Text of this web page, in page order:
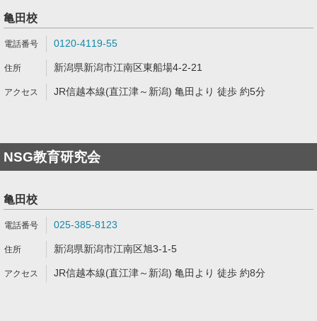
亀田校
0120-4119-55
新潟県新潟市江南区東船場4-2-21
JR信越本線(直江津～新潟) 亀田より 徒歩 約5分
NSG教育研究会
亀田校
025-385-8123
新潟県新潟市江南区旭3-1-5
JR信越本線(直江津～新潟) 亀田より 徒歩 約8分